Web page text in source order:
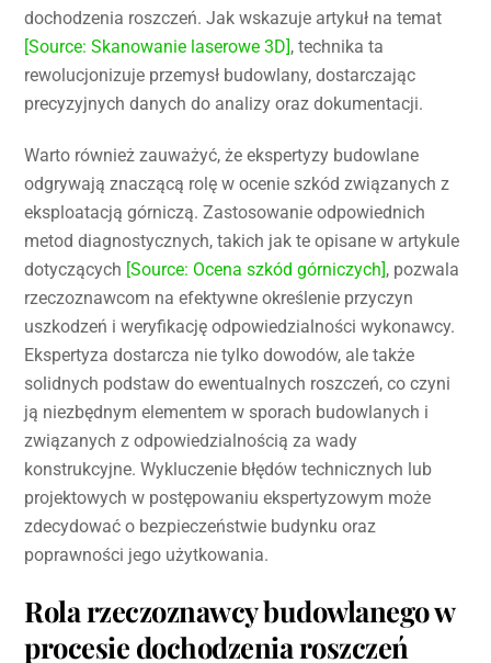
dochodzenia roszczeń. Jak wskazuje artykuł na temat
[Source: Skanowanie laserowe 3D], technika ta
rewolucjonizuje przemysł budowlany, dostarczając
precyzyjnych danych do analizy oraz dokumentacji.
Warto również zauważyć, że ekspertyzy budowlane
odgrywają znaczącą rolę w ocenie szkód związanych z
eksploatacją górniczą. Zastosowanie odpowiednich
metod diagnostycznych, takich jak te opisane w artykule
dotyczących [Source: Ocena szkód górniczych], pozwala
rzeczoznawcom na efektywne określenie przyczyn
uszkodzeń i weryfikację odpowiedzialności wykonawcy.
Ekspertyza dostarcza nie tylko dowodów, ale także
solidnych podstaw do ewentualnych roszczeń, co czyni
ją niezbędnym elementem w sporach budowlanych i
związanych z odpowiedzialnością za wady
konstrukcyjne. Wykluczenie błędów technicznych lub
projektowych w postępowaniu ekspertyzowym może
zdecydować o bezpieczeństwie budynku oraz
poprawności jego użytkowania.
Rola rzeczoznawcy budowlanego w
procesie dochodzenia roszczeń